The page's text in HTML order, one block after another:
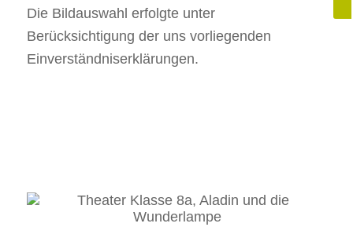
Die Bildauswahl erfolgte unter
Berücksichtigung der uns vorliegenden
Einverständniserklärungen.